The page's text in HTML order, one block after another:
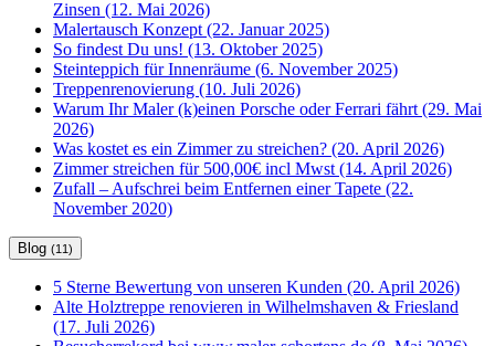
Zinsen (12. Mai 2026)
Malertausch Konzept (22. Januar 2025)
So findest Du uns! (13. Oktober 2025)
Steinteppich für Innenräume (6. November 2025)
Treppenrenovierung (10. Juli 2026)
Warum Ihr Maler (k)einen Porsche oder Ferrari fährt (29. Mai
2026)
Was kostet es ein Zimmer zu streichen? (20. April 2026)
Zimmer streichen für 500,00€ incl Mwst (14. April 2026)
Zufall – Aufschrei beim Entfernen einer Tapete (22.
November 2020)
Blog (11)
5 Sterne Bewertung von unseren Kunden (20. April 2026)
Alte Holztreppe renovieren in Wilhelmshaven & Friesland
(17. Juli 2026)